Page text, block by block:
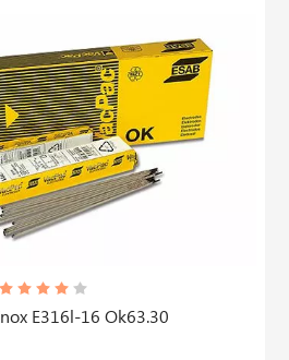
E316l-16 Ok63.30